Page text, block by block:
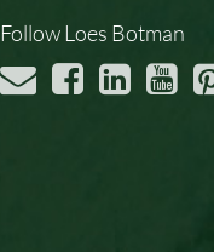
Follow Loes Botman